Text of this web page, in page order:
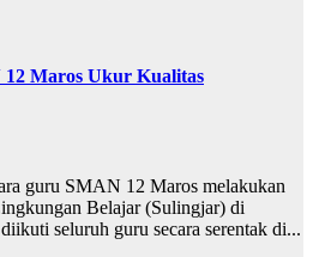
Maros Ukur Kualitas
guru SMAN 12 Maros melakukan
Belajar (Sulingjar) di
seluruh guru secara serentak di...